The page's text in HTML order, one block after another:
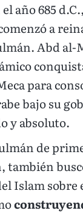
año 685
a
Abd
para
bajo su
y absoluto.
de
también
Islam sobre